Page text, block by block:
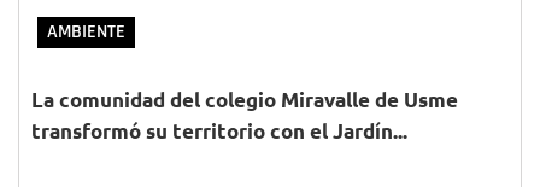
AMBIENTE
La comunidad del colegio Miravalle de Usme
transformó su territorio con el Jardín...